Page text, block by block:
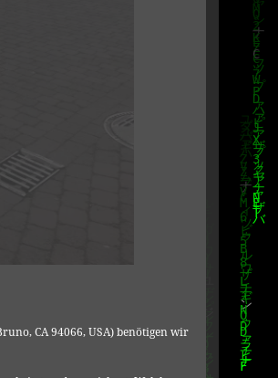
CA 94066, USA) benötigen wir